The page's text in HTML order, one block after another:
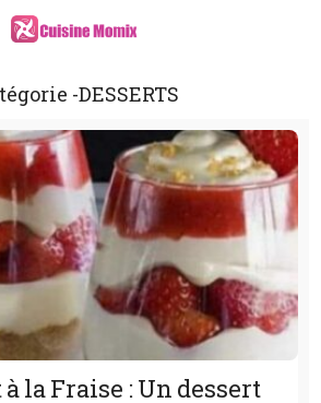
-DESSERTS
la Fraise : Un dessert